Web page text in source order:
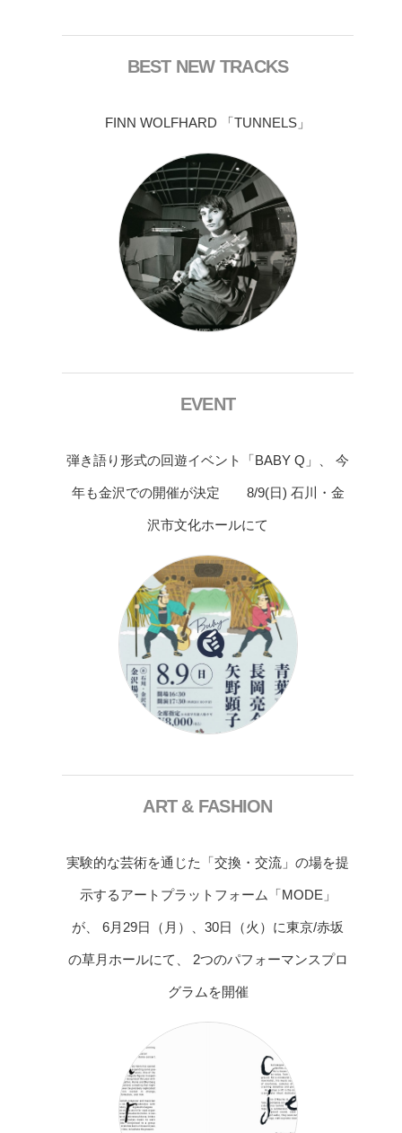
BEST NEW TRACKS
FINN WOLFHARD 「TUNNELS」
EVENT
弾き語り形式の回遊イベント「BABY Q」、 今
年も金沢での開催が決定 8/9(日) 石川・金
沢市文化ホールにて
ART & FASHION
実験的な芸術を通じた「交換・交流」の場を提
示するアートプラットフォーム「MODE」
が、 6月29日（月）、30日（火）に東京/赤坂
の草月ホールにて、 2つのパフォーマンスプロ
グラムを開催